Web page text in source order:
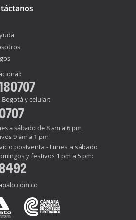
Bogotá y celular:
a sábado de 8 am a 6 pm,
9 am a 1 pm
postventa - Lunes a sábado
y festivos 1 pm a 5 pm: